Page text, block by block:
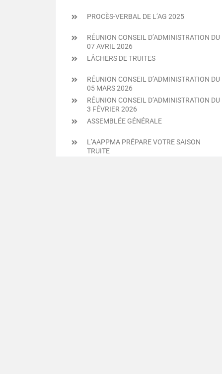
PROCÈS-VERBAL DE L’AG 2025
RÉUNION CONSEIL D’ADMINISTRATION DU
07 AVRIL 2026
LÂCHERS DE TRUITES
RÉUNION CONSEIL D’ADMINISTRATION DU
05 MARS 2026
RÉUNION CONSEIL D’ADMINISTRATION DU
3 FÉVRIER 2026
ASSEMBLÉE GÉNÉRALE
L’AAPPMA PRÉPARE VOTRE SAISON
TRUITE